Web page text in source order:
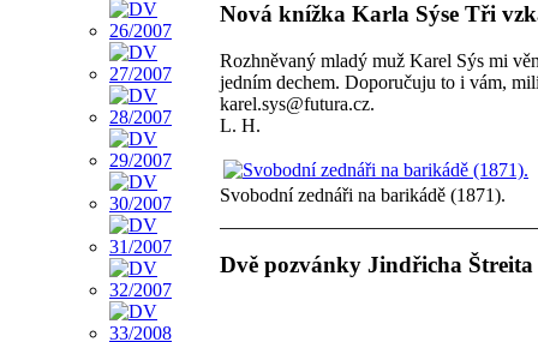
Nová knížka Karla Sýse Tři
Rozhněvaný mladý muž Karel Sýs mi
jedním dechem. Doporučuju to i vám,
karel.sys@futura.cz.
L. H.
Svobodní zednáři na barikádě (1871).
Dvě pozvánky Jindřicha Štreita